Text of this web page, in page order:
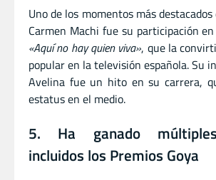
Uno de los momentos más
Carmen Machi fue su participación
«Aquí no hay quien viva», que la
popular en la televisión española. Su
Avelina fue un hito en su carrera,
estatus en el medio.
5. Ha ganado
incluidos los Premios Goya